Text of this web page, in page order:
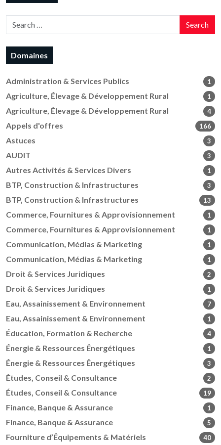
Search
Domaines
Administration & Services Publics 1
Agriculture, Élevage & Développement Rural 1
Agriculture, Élevage & Développement Rural 4
Appels d'offres 166
Astuces 3
AUDIT 3
Autres Activités & Services Divers 1
BTP, Construction & Infrastructures 3
BTP, Construction & Infrastructures 13
Commerce, Fournitures & Approvisionnement 1
Commerce, Fournitures & Approvisionnement 1
Communication, Médias & Marketing 1
Communication, Médias & Marketing 1
Droit & Services Juridiques 2
Droit & Services Juridiques 1
Eau, Assainissement & Environnement 7
Eau, Assainissement & Environnement 1
Éducation, Formation & Recherche 4
Énergie & Ressources Énergétiques 1
Énergie & Ressources Énergétiques 3
Études, Conseil & Consultance 2
Études, Conseil & Consultance 19
Finance, Banque & Assurance 1
Finance, Banque & Assurance 5
Fourniture d’Équipements & Matériels 40